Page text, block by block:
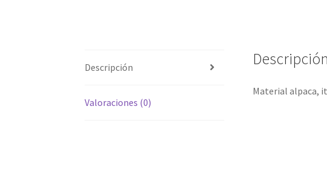
Descripción
Valoraciones (0)
Descripción
Material alpaca,